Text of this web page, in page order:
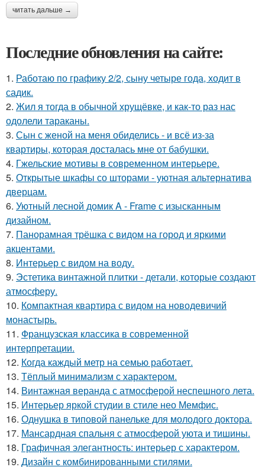
читать дальше →
Последние обновления на сайте:
1. Работаю по графику 2/2, сыну четыре года, ходит в
садик.
2. Жил я тогда в обычной хрущёвке, и как-то раз нас
одолели тараканы.
3. Сын с женой на меня обиделись - и всё из-за
квартиры, которая досталась мне от бабушки.
4. Гжельские мотивы в современном интерьере.
5. Открытые шкафы со шторами - уютная альтернатива
дверцам.
6. Уютный лесной домик A - Frame с изысканным
дизайном.
7. Панорамная трёшка с видом на город и яркими
акцентами.
8. Интерьер с видом на воду.
9. Эстетика винтажной плитки - детали, которые создают
атмосферу.
10. Компактная квартира с видом на новодевичий
монастырь.
11. Французская классика в современной
интерпретации.
12. Когда каждый метр на семью работает.
13. Тёплый минимализм с характером.
14. Винтажная веранда с атмосферой неспешного лета.
15. Интерьер яркой студии в стиле нео Мемфис.
16. Однушка в типовой панельке для молодого доктора.
17. Мансардная спальня с атмосферой уюта и тишины.
18. Графичная элегантность: интерьер с характером.
19. Дизайн с комбинированными стилями.